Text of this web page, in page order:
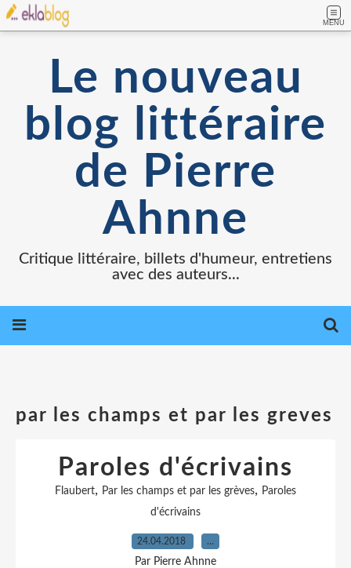
MENU
Le nouveau
blog littéraire
de Pierre
Ahnne
Critique littéraire, billets d'humeur, entretiens
avec des auteurs...
par les champs et par les greves
Paroles d'écrivains
Flaubert, Par les champs et par les grèves, Paroles
d'écrivains
24.04.2018 …
Par Pierre Ahnne